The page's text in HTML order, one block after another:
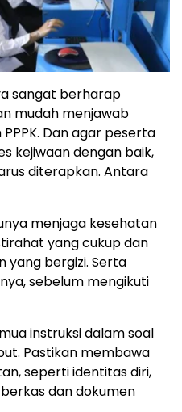
sangat berharap
mudah menjawab
Dan agar peserta
kejiwaan dengan baik,
diterapkan. Antara
menjaga kesehatan
yang cukup dan
yang bergizi. Serta
sebelum mengikuti
instruksi dalam soal
Pastikan membawa
seperti identitas diri,
dan dokumen